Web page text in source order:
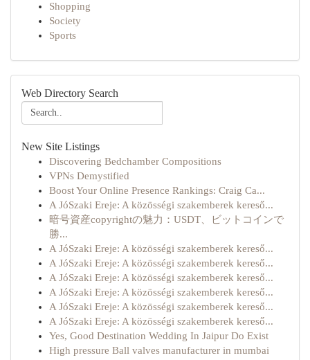
Shopping
Society
Sports
Web Directory Search
New Site Listings
Discovering Bedchamber Compositions
VPNs Demystified
Boost Your Online Presence Rankings: Craig Ca...
A JóSzaki Ereje: A közösségi szakemberek kereső...
暗号資産copyrightの魅力：USDT、ビットコインで
勝...
A JóSzaki Ereje: A közösségi szakemberek kereső...
A JóSzaki Ereje: A közösségi szakemberek kereső...
A JóSzaki Ereje: A közösségi szakemberek kereső...
A JóSzaki Ereje: A közösségi szakemberek kereső...
A JóSzaki Ereje: A közösségi szakemberek kereső...
A JóSzaki Ereje: A közösségi szakemberek kereső...
Yes, Good Destination Wedding In Jaipur Do Exist
High pressure Ball valves manufacturer in mumbai